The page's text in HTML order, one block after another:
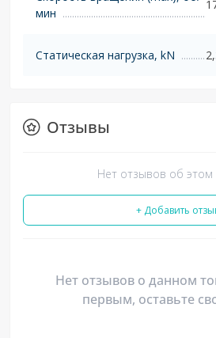
мин
Статическая нагрузка, kN
Отзывы
Нет отзывов об этом
+ Добавить
Нет отзывов о данном
первым, оставьте